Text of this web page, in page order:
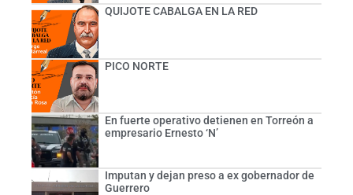
QUIJOTE CABALGA EN LA RED
PICO NORTE
En fuerte operativo detienen en Torreón a
empresario Ernesto ‘N’
Imputan y dejan preso a ex gobernador de
Guerrero